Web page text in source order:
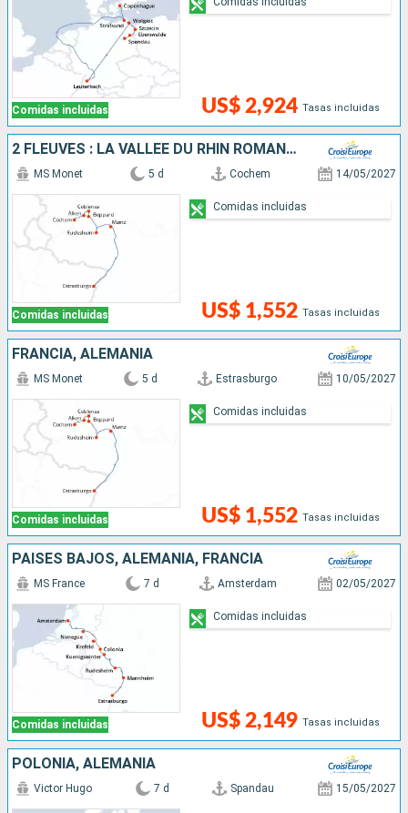
Comidas incluidas US$ 2,924 Tasas incluidas
2 FLEUVES : LA VALLÉE DU RHIN ROMANTIQUE ET LA MAGIE DE LA MOSELLE
Comidas incluidas
MS Monet 5 d Cochem 14/05/2027
US$ 1,552 Tasas incluidas
Comidas incluidas
FRANCIA, ALEMANIA
Comidas incluidas
MS Monet 5 d Estrasburgo 10/05/2027
US$ 1,552 Tasas incluidas
Comidas incluidas
PAISES BAJOS, ALEMANIA, FRANCIA
Comidas incluidas
MS France 7 d Amsterdam 02/05/2027
US$ 2,149 Tasas incluidas
Comidas incluidas
POLONIA, ALEMANIA
Victor Hugo 7 d Spandau 15/05/2027